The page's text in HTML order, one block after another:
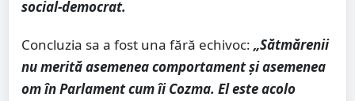
social-democrat.
Concluzia sa a fost una fără echivoc: „Sătmărenii
nu merită asemenea comportament și asemenea
om în Parlament cum îi Cozma. El este acolo